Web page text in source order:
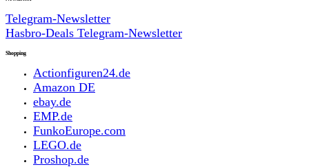
Telegram-Newsletter
Hasbro-Deals Telegram-Newsletter
Shopping
Actionfiguren24.de
Amazon DE
ebay.de
EMP.de
FunkoEurope.com
LEGO.de
Proshop.de